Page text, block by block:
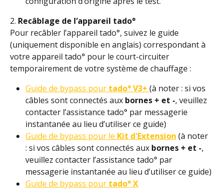
2. Recâblage de l’appareil tado°
Pour recâbler l’appareil tado°, suivez le guide
(uniquement disponible en anglais) correspondant à
votre appareil tado° pour le court-circuiter
temporairement de votre système de chauffage :
Guide de bypass pour tado° V3+ (à noter : si vos
câbles sont connectés aux bornes + et -, veuillez
contacter l’assistance tado° par messagerie
instantanée au lieu d’utiliser ce guide)
Guide de bypass pour le Kit d'Extension (à noter
: si vos câbles sont connectés aux bornes + et -,
veuillez contacter l’assistance tado° par
messagerie instantanée au lieu d’utiliser ce guide)
Guide de bypass pour tado° X